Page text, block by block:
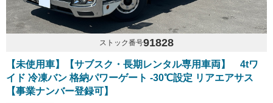
ストック番号91828
【未使用車】【サブスク・長期レンタル専用車両】 4tワ
イド 冷凍バン 格納パワーゲート -30℃設定 リアエアサス
【事業ナンバー登録可】